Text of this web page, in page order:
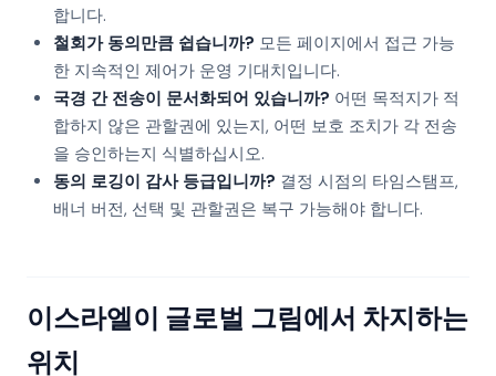
합니다.
철회가 동의만큼 쉽습니까? 모든 페이지에서 접근 가능
한 지속적인 제어가 운영 기대치입니다.
국경 간 전송이 문서화되어 있습니까? 어떤 목적지가 적
합하지 않은 관할권에 있는지, 어떤 보호 조치가 각 전송
을 승인하는지 식별하십시오.
동의 로깅이 감사 등급입니까? 결정 시점의 타임스탬프,
배너 버전, 선택 및 관할권은 복구 가능해야 합니다.
이스라엘이 글로벌 그림에서 차지하는
위치